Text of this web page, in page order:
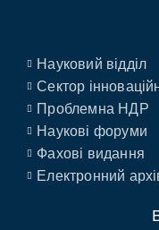
Науковий відділ
Сектор
Проблемна НДР
Наукові форуми
Фахові видання
Електронний